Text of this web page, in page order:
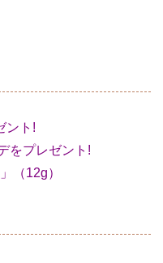
ント!
をプレゼント!
（12g）